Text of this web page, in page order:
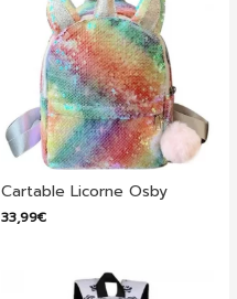
Cartable Licorne Osby
33,99€